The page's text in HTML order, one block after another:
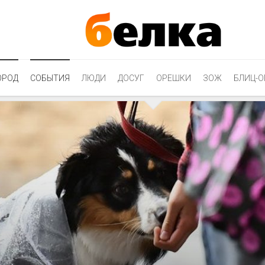
СОБЫТИЯ ЛЮДИ ДОСУГ ОРЕШКИ ЗОЖ БЛИЦ-